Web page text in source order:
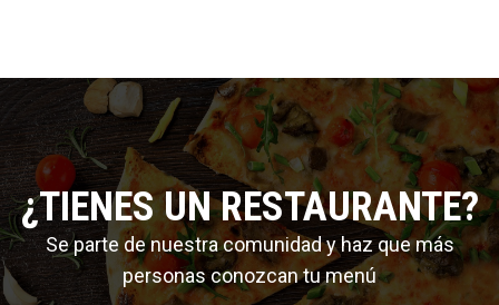
¿TIENES UN RESTAURANTE?
Se parte de nuestra comunidad y haz que más
personas conozcan tu menú